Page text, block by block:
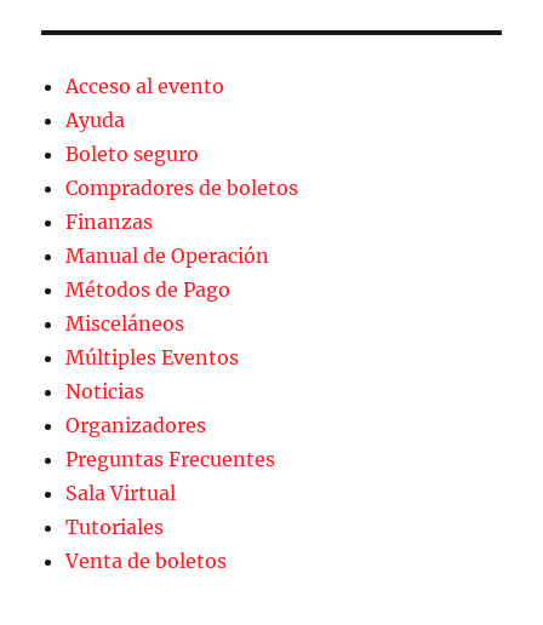
Acceso al evento
Ayuda
Boleto seguro
Compradores de boletos
Finanzas
Manual de Operación
Métodos de Pago
Misceláneos
Múltiples Eventos
Noticias
Organizadores
Preguntas Frecuentes
Sala Virtual
Tutoriales
Venta de boletos